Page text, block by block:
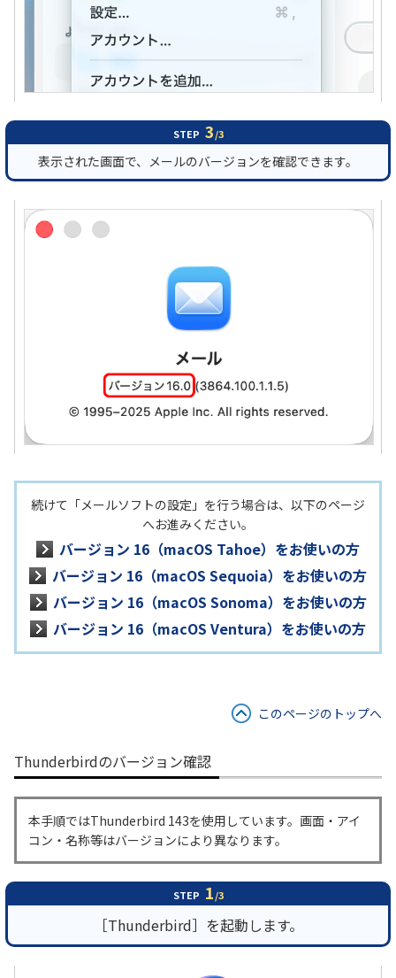
STEP 3/3
表示された画面で、メールのバージョンを確認できます。
続けて「メールソフトの設定」を行う場合は、以下のページ
へお進みください。
バージョン 16（macOS Tahoe）をお使いの方
バージョン 16（macOS Sequoia）をお使いの方
バージョン 16（macOS Sonoma）をお使いの方
バージョン 16（macOS Ventura）をお使いの方
このページのトップへ
Thunderbirdのバージョン確認
本手順ではThunderbird 143を使用しています。画面・アイ
コン・名称等はバージョンにより異なります。
STEP 1/3
［Thunderbird］を起動します。